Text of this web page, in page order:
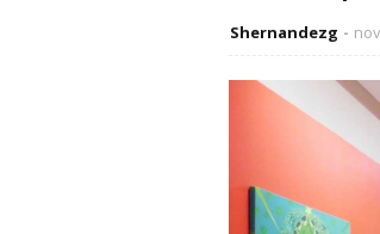
Shernandezg